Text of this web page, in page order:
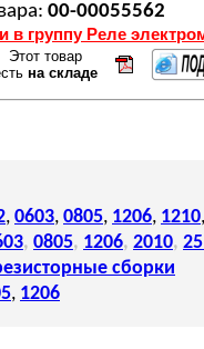
00-00055562
в группу Реле
Этот товар
на складе
, 0603, 0805, 1206, 1210,
, 0805, 1206, 2010,
сборки
, 1206